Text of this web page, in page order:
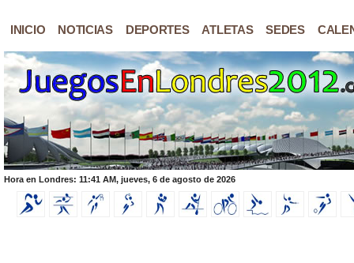
INICIO NOTICIAS DEPORTES ATLETAS SEDES
Hora en Londres: 11:41 AM, jueves, 6 de agosto de 2026